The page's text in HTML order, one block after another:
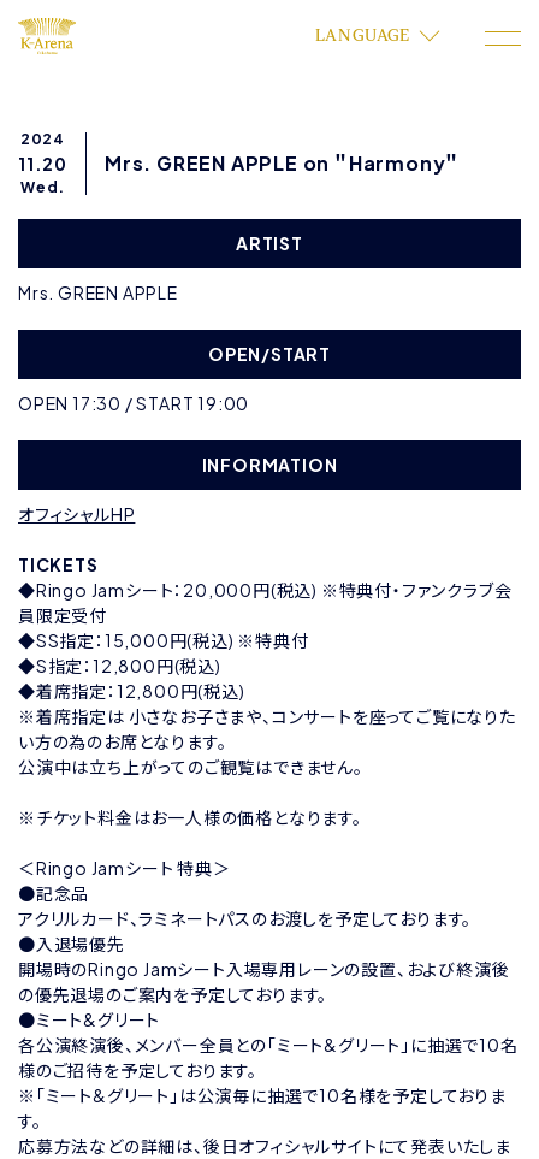
LANGUAGE
2024
11.20
Wed.
Mrs. GREEN APPLE on ＂Harmony＂
ARTIST
Mrs. GREEN APPLE
OPEN/START
OPEN 17:30 / START 19:00
INFORMATION
オフィシャルHP
TICKETS
◆Ringo Jamシート：20,000円(税込) ※特典付・ファンクラブ会
員限定受付
◆SS指定：15,000円(税込) ※特典付
◆S指定：12,800円(税込)
◆着席指定：12,800円(税込)
※着席指定は 小さなお子さまや、コンサートを座ってご覧になりた
い方の為のお席となります。
公演中は立ち上がってのご観覧はできません。
※チケット料金はお一人様の価格となります。
＜Ringo Jamシート 特典＞
●記念品
アクリルカード、ラミネートパスのお渡しを予定しております。
●入退場優先
開場時のRingo Jamシート入場専用レーンの設置、および終演後
の優先退場のご案内を予定しております。
●ミート&グリート
各公演終演後、メンバー全員との「ミート&グリート」に抽選で10名
様のご招待を予定しております。
※「ミート&グリート」は公演毎に抽選で10名様を予定しておりま
す。
応募方法などの詳細は、後日オフィシャルサイトにて発表いたしま